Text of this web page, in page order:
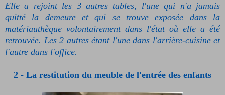
Elle a rejoint les 3 autres tables, l'une qui n'a jamais
quitté la demeure et qui se trouve exposée dans la
matériauthèque volontairement dans l'état où elle a été
retrouvée. Les 2 autres étant l'une dans l'arrière-cuisine et
l'autre dans l'office.
2 - La restitution du meuble de l'entrée des enfants